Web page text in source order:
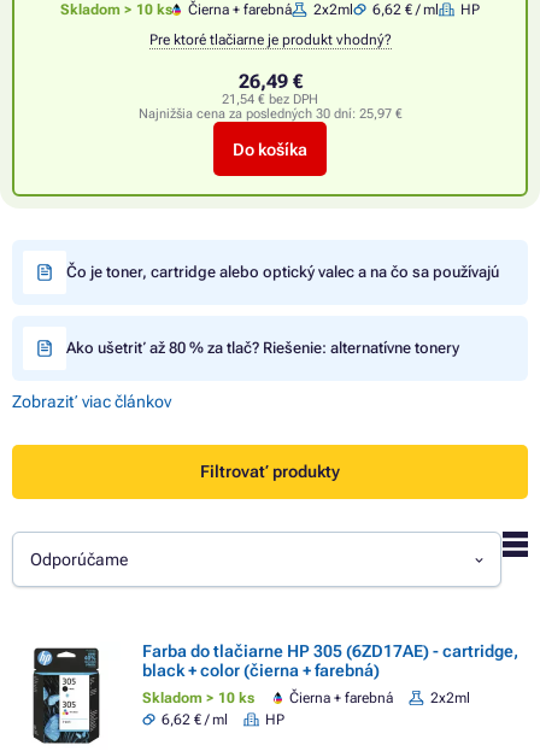
Skladom > 10 ks Čierna + farebná 2x2ml 6,62 € / ml
HP
Pre ktoré tlačiarne je produkt vhodný?
26,49 €
21,54 € bez DPH
Najnižšia cena za posledných 30 dní: 25,97 €
Do košíka
Čo je toner, cartridge alebo optický valec a na čo sa používajú
Ako ušetriť až 80 % za tlač? Riešenie: alternatívne tonery
Zobraziť viac článkov
Filtrovať produkty
Odporúčame
Farba do tlačiarne HP 305 (6ZD17AE) - cartridge,
black + color (čierna + farebná)
Skladom > 10 ks Čierna + farebná
2x2ml
6,62 € / ml
HP